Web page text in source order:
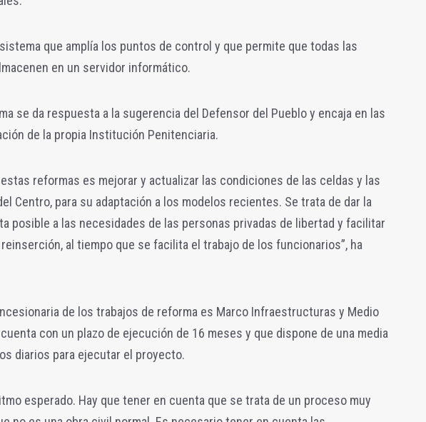
que amplía los puntos de control y que permite que todas las
en un servidor informático.
se da respuesta a la sugerencia del Defensor del Pueblo y encaja en las
de la propia Institución Penitenciaria.
reformas es mejorar y actualizar las condiciones de las celdas y las
Centro, para su adaptación a los modelos recientes. Se trata de dar la
posible a las necesidades de las personas privadas de libertad y facilitar
al tiempo que se facilita el trabajo de los funcionarios”, ha
de los trabajos de reforma es Marco Infraestructuras y Medio
con un plazo de ejecución de 16 meses y que dispone de una media
diarios para ejecutar el proyecto.
esperado. Hay que tener en cuenta que se trata de un proceso muy